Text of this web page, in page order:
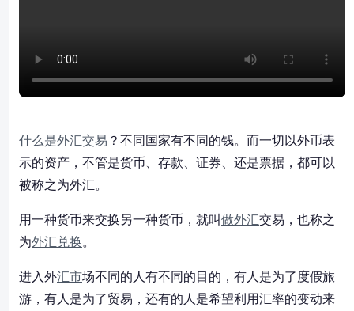
什么是外汇交易 ？不同国家有不同的钱。而一切以外币表
示的资产，不管是货币、存款、证券、还是票据，都可以
被称之为外汇。
用一种货币来交换另一种货币，就叫做外汇交易，也称之
为外汇兑换。
进入外汇市场不同的人有不同的目的，有人是为了度假旅
游，有人是为了贸易，还有的人是希望利用汇率的变动来